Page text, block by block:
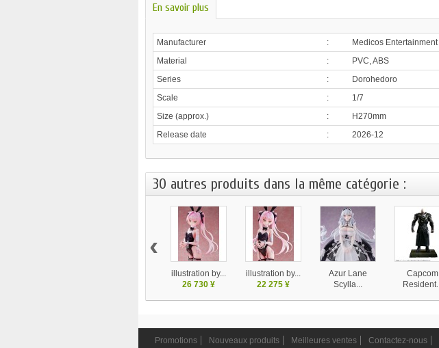
En savoir plus
Manufacturer :
Medicos Entertainment
Material
:
PVC, ABS
Series
:
Dorohedoro
Scale
:
1/7
Size (approx.)
:
H270mm
Release date
: 2026-12
30 autres produits dans la même catégorie :
illustration by...
26 730 ¥
illustration by...
22 275 ¥
Azur Lane
Scylla...
Capcom
Resident...
‹
Promotions Nouveaux produits Meilleures ventes Contactez-nous